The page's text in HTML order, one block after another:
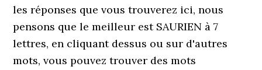
les réponses que vous trouverez ici, nous
pensons que le meilleur est SAURIEN à 7
lettres, en cliquant dessus ou sur d'autres
mots, vous pouvez trouver des mots